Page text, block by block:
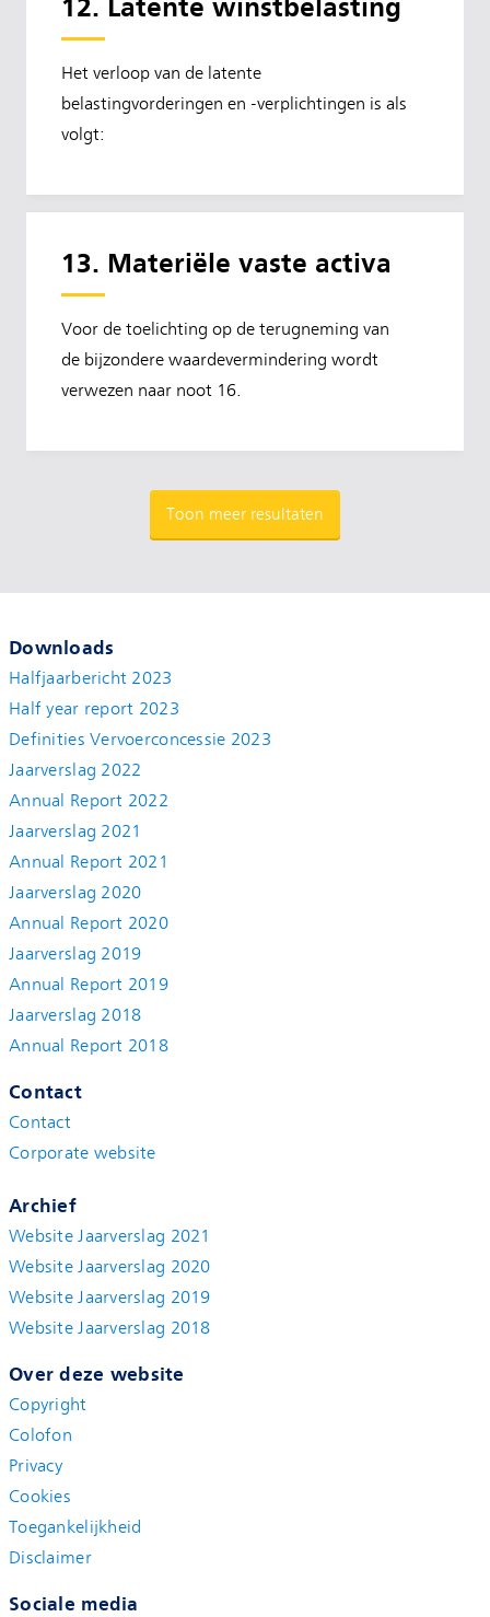
12. Latente winstbelasting
Het verloop van de latente
belastingvorderingen en -verplichtingen is als
volgt:
13. Materiële vaste activa
Voor de toelichting op de terugneming van
de bijzondere waardevermindering wordt
verwezen naar noot 16.
Toon meer resultaten
Downloads
Halfjaarbericht 2023
Half year report 2023
Definities Vervoerconcessie 2023
Jaarverslag 2022
Annual Report 2022
Jaarverslag 2021
Annual Report 2021
Jaarverslag 2020
Annual Report 2020
Jaarverslag 2019
Annual Report 2019
Jaarverslag 2018
Annual Report 2018
Contact
Contact
Corporate website
Archief
Website Jaarverslag 2021
Website Jaarverslag 2020
Website Jaarverslag 2019
Website Jaarverslag 2018
Over deze website
Copyright
Colofon
Privacy
Cookies
Toegankelijkheid
Disclaimer
Sociale media